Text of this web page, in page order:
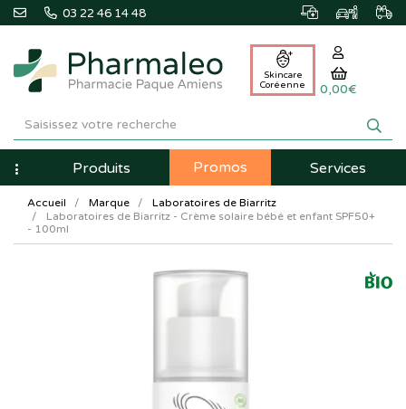
03 22 46 14 48
Pharmaleo
Pharmacie
Paque
Amiens
Skincare
Coréenne
0,00€
NavigationProduits Promos Services
Accueil Marque
Laboratoires de Biarritz
Laboratoires de Biarritz - Crème solaire bébé et enfant SPF50+
- 100ml